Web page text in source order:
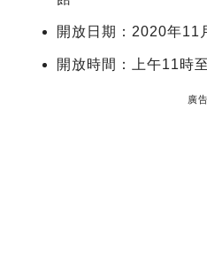
開放日期：2020年11
開放時間：上午11時
廣告